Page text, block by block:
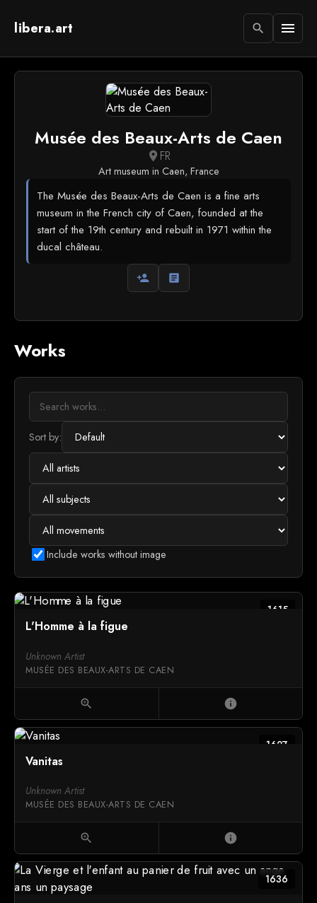
libera.art search menu
Musée des Beaux-Arts de Caen
location_on FR
Art museum in Caen, France
The Musée des Beaux-Arts de Caen is a fine arts
museum in the French city of Caen, founded at the
start of the 19th century and rebuilt in 1971 within the
ducal château.
person_add article
Works
Sort by:
Include works without image
1615
L'Homme à la figue
Unknown Artist
MUSÉE DES BEAUX-ARTS DE CAEN
zoom_in info
1627
Vanitas
Unknown Artist
MUSÉE DES BEAUX-ARTS DE CAEN
zoom_in info
1636